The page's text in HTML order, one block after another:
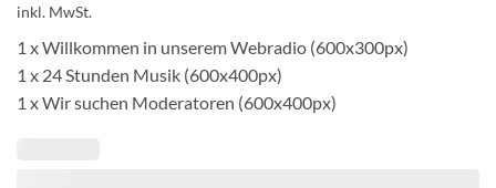
inkl. MwSt.
1 x Willkommen in unserem Webradio (600x300px)
1 x 24 Stunden Musik (600x400px)
1 x Wir suchen Moderatoren (600x400px)